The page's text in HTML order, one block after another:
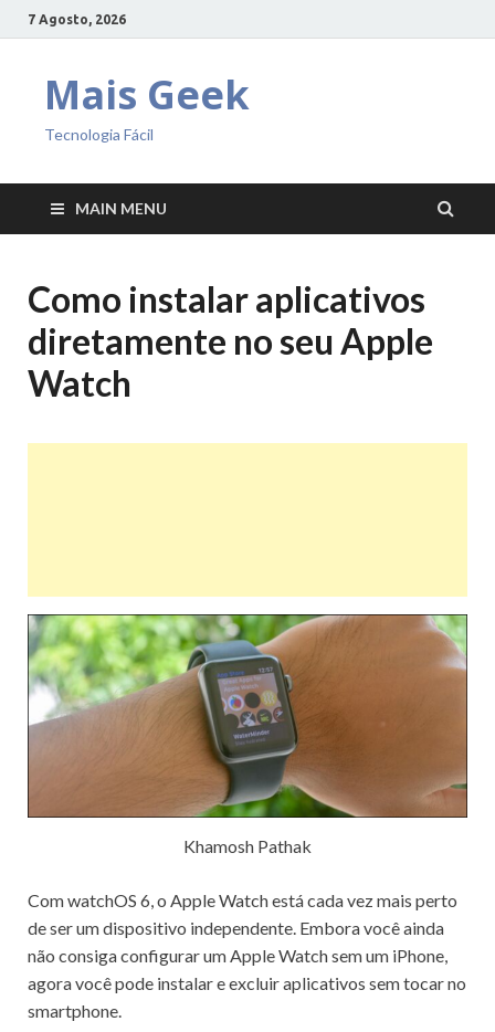
7 Agosto, 2026
Mais Geek
Tecnologia Fácil
MAIN MENU
Como instalar aplicativos
diretamente no seu Apple
Watch
Khamosh Pathak
Com watchOS 6, o Apple Watch está cada vez mais perto
de ser um dispositivo independente. Embora você ainda
não consiga configurar um Apple Watch sem um iPhone,
agora você pode instalar e excluir aplicativos sem tocar no
smartphone.